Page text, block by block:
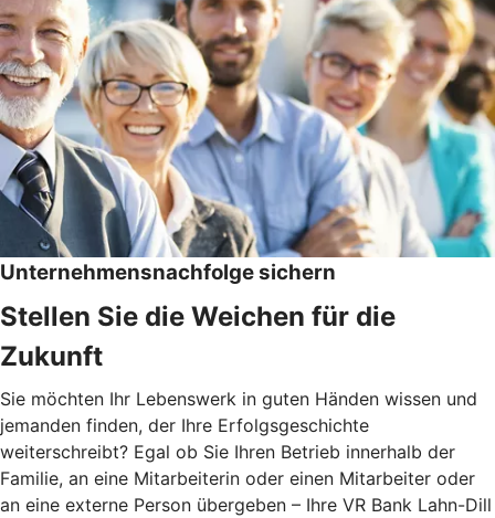
Unternehmensnachfolge sichern
Stellen Sie die Weichen für die
Zukunft
Sie möchten Ihr Lebenswerk in guten Händen wissen und
jemanden finden, der Ihre Erfolgsgeschichte
weiterschreibt? Egal ob Sie Ihren Betrieb innerhalb der
Familie, an eine Mitarbeiterin oder einen Mitarbeiter oder
an eine externe Person übergeben – Ihre VR Bank Lahn-Dill